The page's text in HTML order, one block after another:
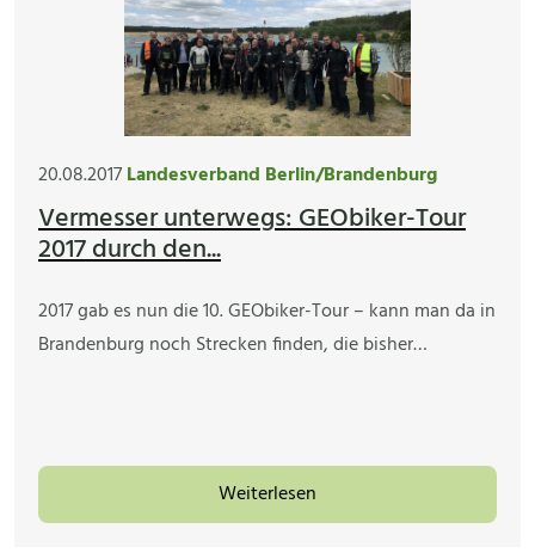
20.08.2017Landesverband Berlin/Brandenburg
Vermesser unterwegs: GEObiker-Tour
2017 durch den...
2017 gab es nun die 10. GEObiker-Tour – kann man da in
Brandenburg noch Strecken finden, die bisher…
Weiterlesen